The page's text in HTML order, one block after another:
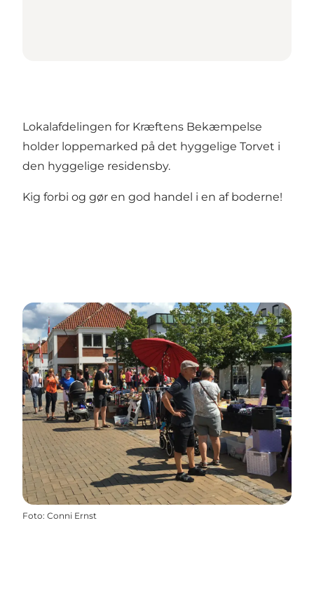
Lokalafdelingen for Kræftens Bekæmpelse
holder loppemarked på det hyggelige Torvet i
den hyggelige residensby.
Kig forbi og gør en god handel i en af boderne!
Foto: Conni Ernst